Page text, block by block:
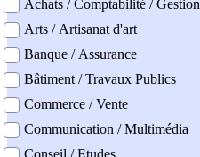
Achats / Comptabilité / Gestion
Arts / Artisanat d'art
Banque / Assurance
Bâtiment / Travaux Publics
Commerce / Vente
Communication / Multimédia
Conseil / Etudes